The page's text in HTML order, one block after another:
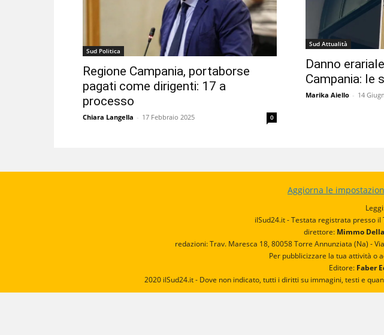
Sud Politica
Regione Campania, portaborse
pagati come dirigenti: 17 a
processo
Chiara Langella - 17 Febbraio 2025 0
Sud Attualità
Danno
Campania: le
Marika Aiello - 14
Aggiorna le
ilSud24.it - Testata registrata presso
direttore:Mimmo
redazioni: Trav. Maresca 18, 80058 Torre Annunziata (Na) -
Per pubblicizzare la tua attività o
Editore: Faber
2020 ilSud24.it - Dove non indicato, tutti i diritti su immagini, testi e